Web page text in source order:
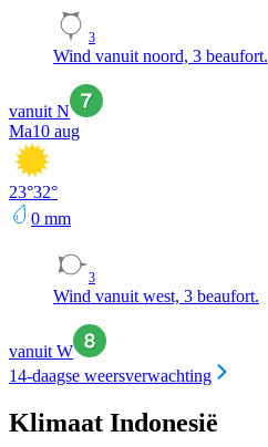
3
Wind vanuit noord, 3 beaufort.
vanuit N
Ma10 aug
23°32°
0 mm
3
Wind vanuit west, 3 beaufort.
vanuit W
14-daagse weersverwachting
Klimaat Indonesië